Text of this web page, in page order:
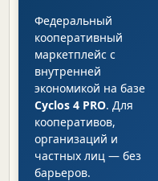
Федеральный
кооперативный
маркетплейс с
внутренней
экономикой на базе
Cyclos 4 PRO. Для
кооперативов,
организаций и
частных лиц — без
барьеров.